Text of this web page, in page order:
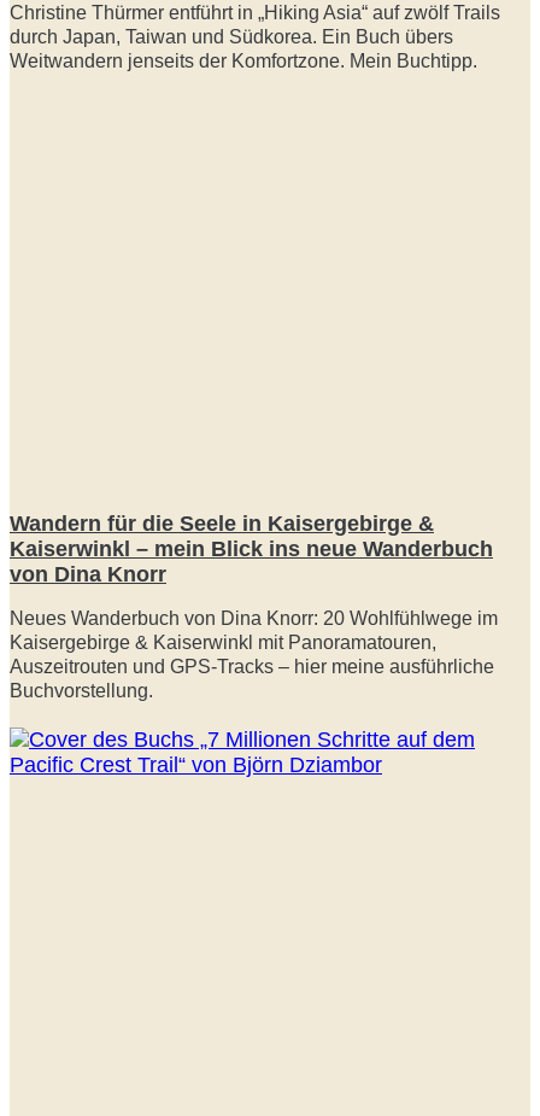
Christine Thürmer entführt in „Hiking Asia“ auf zwölf Trails
durch Japan, Taiwan und Südkorea. Ein Buch übers
Weitwandern jenseits der Komfortzone. Mein Buchtipp.
Wandern für die Seele in Kaisergebirge &
Kaiserwinkl – mein Blick ins neue Wanderbuch
von Dina Knorr
Neues Wanderbuch von Dina Knorr: 20 Wohlfühlwege im
Kaisergebirge & Kaiserwinkl mit Panoramatouren,
Auszeitrouten und GPS-Tracks – hier meine ausführliche
Buchvorstellung.